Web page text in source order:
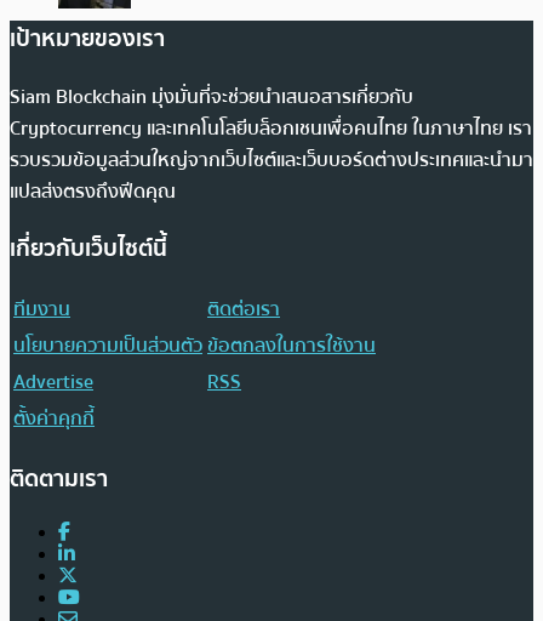
เป้าหมายของเรา
Siam Blockchain มุ่งมั่นที่จะช่วยนำเสนอสารเกี่ยวกับ
Cryptocurrency และเทคโนโลยีบล็อกเชนเพื่อคนไทย ในภาษาไทย เรา
รวบรวมข้อมูลส่วนใหญ่จากเว็บไซต์และเว็บบอร์ดต่างประเทศและนำมา
แปลส่งตรงถึงฟีดคุณ
เกี่ยวกับเว็บไซต์นี้
ทีมงาน
ติดต่อเรา
นโยบายความเป็นส่วนตัวข้อตกลงในการใช้งาน
Advertise
RSS
ตั้งค่าคุกกี้
ติดตามเรา